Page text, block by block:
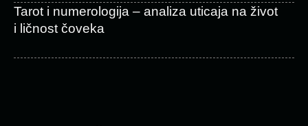
Tarot i numerologija – analiza uticaja na život
i ličnost čoveka